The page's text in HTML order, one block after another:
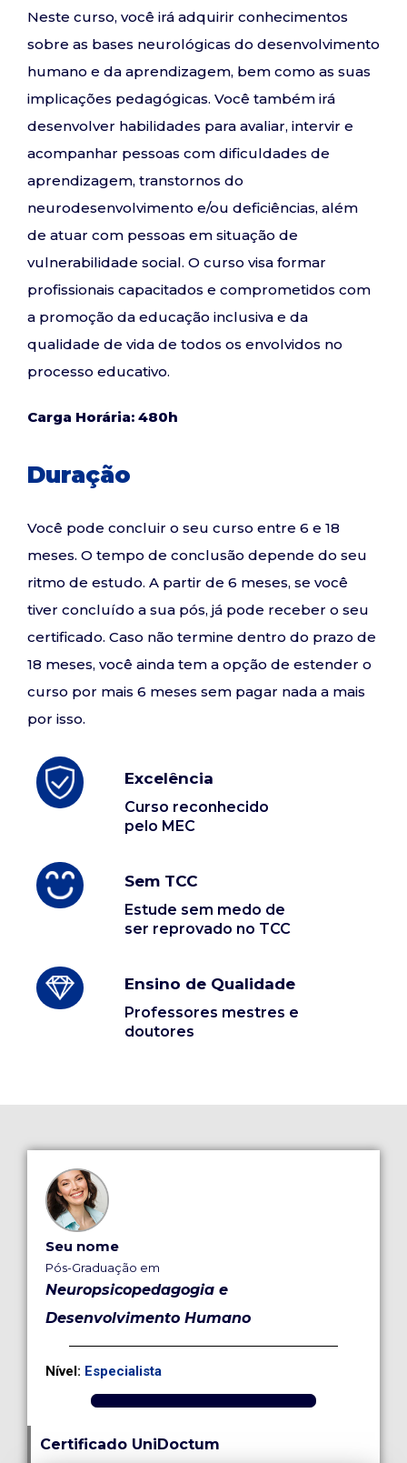
Neste curso, você irá adquirir conhecimentos
sobre as bases neurológicas do desenvolvimento
humano e da aprendizagem, bem como as suas
implicações pedagógicas. Você também irá
desenvolver habilidades para avaliar, intervir e
acompanhar pessoas com dificuldades de
aprendizagem, transtornos do
neurodesenvolvimento e/ou deficiências, além
de atuar com pessoas em situação de
vulnerabilidade social. O curso visa formar
profissionais capacitados e comprometidos com
a promoção da educação inclusiva e da
qualidade de vida de todos os envolvidos no
processo educativo.
Carga Horária: 480h
Duração
Você pode concluir o seu curso entre 6 e 18
meses. O tempo de conclusão depende do seu
ritmo de estudo. A partir de 6 meses, se você
tiver concluído a sua pós, já pode receber o seu
certificado. Caso não termine dentro do prazo de
18 meses, você ainda tem a opção de estender o
curso por mais 6 meses sem pagar nada a mais
por isso.
Excelência
Curso reconhecido
pelo MEC
Sem TCC
Estude sem medo de
ser reprovado no TCC
Ensino de Qualidade
Professores mestres e
doutores
Seu nome
Pós-Graduação em
Neuropsicopedagogia e
Desenvolvimento Humano
Nível: Especialista
Certificado UniDoctum